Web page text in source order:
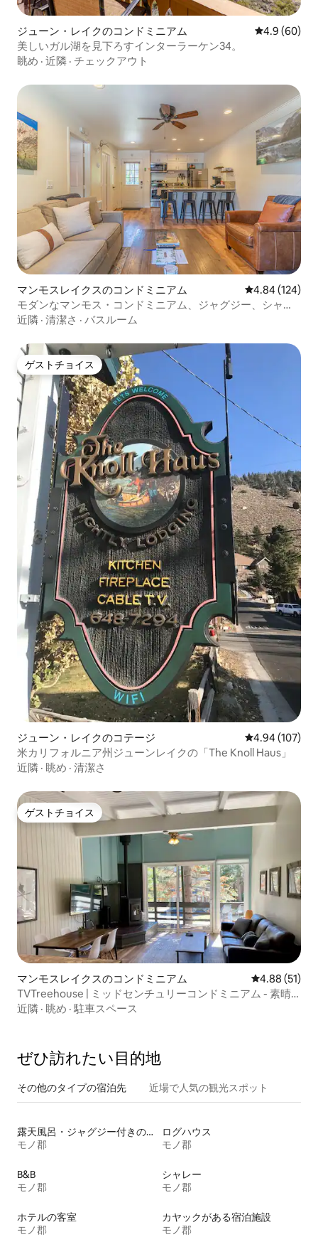
ジューン・レイクのコンドミニアム レビュー60
4.9 (60)
美しいガル湖を見下ろすインターラーケン34。
眺め · 近隣 · チェックアウト
マンモスレイクスのコンドミニアム レビュー124
4.84 (124)
モダンなマンモス・コンドミニアム、ジャグジー、シャト
ルバス乗り場まで1ブロック
近隣 · 清潔さ · バスルーム
ゲストチョイス
ゲストチョイス
ジューン・レイクのコテージ レビュー107
4.94 (107)
米カリフォルニア州ジューンレイクの「The Knoll Haus」
近隣 · 眺め · 清潔さ
ゲストチョイス
ゲストチョイス
マンモスレイクスのコンドミニアム レビュー51
4.88 (51)
TVTreehouse | ミッドセンチュリーコンドミニアム - 素晴
らしいロケーション
近隣 · 眺め · 駐車スペース
ぜひ訪⁠れ⁠た⁠い目⁠的⁠地
その他のタ⁠イ⁠プ⁠の宿⁠泊⁠先 近場で人気の観光スポット
露天風呂・ジャグジー付きの宿泊施設
モノ郡
ログハウス
モノ郡
B&B
モノ郡
シャレー
モノ郡
ホテルの客室
モノ郡
カヤックがある宿泊施設
モノ郡